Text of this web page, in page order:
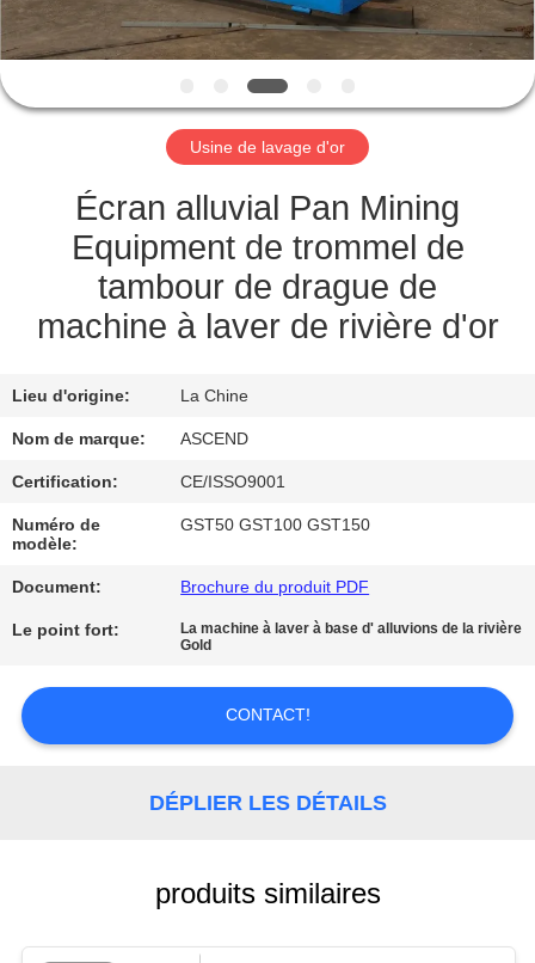
CONTRÔLE
DE
CONTACTEZ-
NOUS
DEMANDEZ
CITATION
PLAN
DU
SITE
POLITIQUE
CONFIDENTIALITÉ
Usine de lavage d'or
Écran alluvial Pan Mining
Equipment de trommel de
tambour de drague de
machine à laver de rivière d'or
Lieu d'origine: La Chine
Nom de marque: ASCEND
Certification: CE/ISSO9001
Numéro de
modèle:
GST50 GST100 GST150
Document: Brochure du produit PDF
Le point fort:
La machine à laver à base d' alluvions de la rivière
Gold
CONTACT!
DÉPLIER LES DÉTAILS
produits similaires